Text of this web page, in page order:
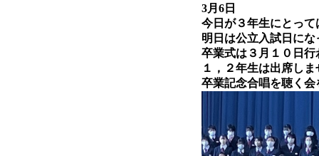
3月6日
今日が３年生にとっ
明日は公立入試日に
卒業式は３月１０日行
１，２年生は出席し
卒業記念合唱を聴く